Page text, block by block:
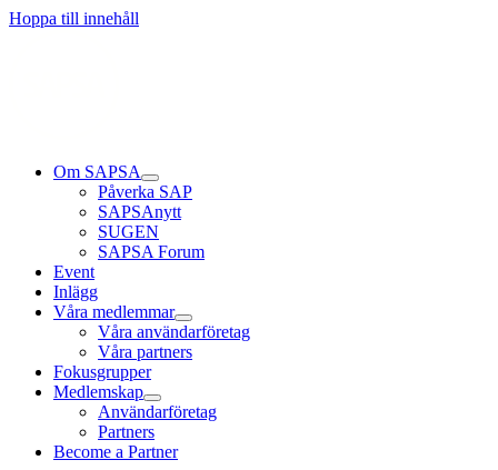
Hoppa till innehåll
Om SAPSA
Påverka SAP
SAPSAnytt
SUGEN
SAPSA Forum
Event
Inlägg
Våra medlemmar
Våra användarföretag
Våra partners
Fokusgrupper
Medlemskap
Användarföretag
Partners
Become a Partner